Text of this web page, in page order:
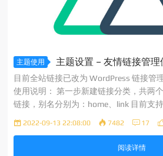
主题使用 主题设置 – 友情链接管理
目前全站链接已改为 WordPress 链接管
使用说明： 第一步新建链接分类，共两
链接，别名分别为：home、link 目前支
Web地址、描述、分类、打开方式、图
2022-09-13 22:08:00 7482 17
阅读详情